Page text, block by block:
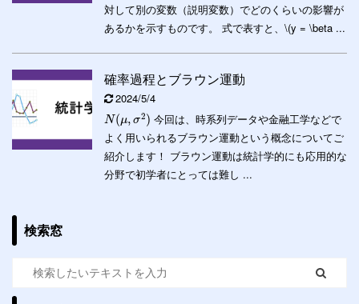
対して別の変数（説明変数）でどのくらいの影響が
あるかを示すものです。 式で表すと、\(y = \beta ...
確率過程とブラウン運動
2024/5/4
N (μ, σ2) 今回は、時系列データや金融工学などで
よく用いられるブラウン運動という概念についてご
紹介します！ ブラウン運動は統計学的にも応用的な
分野で初学者にとっては難し ...
検索窓